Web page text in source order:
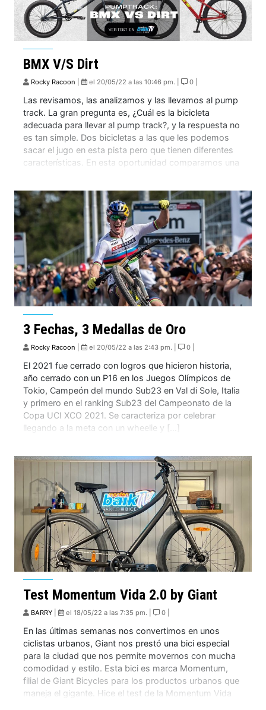
BMX V/S Dirt
Rocky Racoon el 20/05/22 a las 10:46 pm. | 0 |
Las revisamos, las analizamos y las llevamos al pump
track. La gran pregunta es, ¿Cuál es la bicicleta
adecuada para llevar al pump track?, y la respuesta no
es tan simple. Dos bicicletas a las que les podemos
sacar el jugo en esta pista pero que tienen diferentes
características. En esta oportunidad comparamos una
3 Fechas, 3 Medallas de Oro
Rocky Racoon el 20/05/22 a las 2:43 pm. | 0 |
El 2021 fue cerrado con logros que hicieron historia,
año cerrado con un P16 en los Juegos Olímpicos de
Tokio, Campeón del mundo Sub23 en Val di Sole, Italia
y primero en el ranking Sub23 del Campeonato de la
Copa UCI XCO 2021. Se caracteriza por celebrar
llegando a la meta con un wheelie y […]
Test Momentum Vida 2.0 by Giant
BARRY el 18/05/22 a las 7:35 pm. | 0 |
En las últimas semanas nos convertimos en unos
ciclistas urbanos, Giant nos prestó una bici especial
para la ciudad que nos permite movernos con mucha
comodidad y estilo. Esta bici es marca Momentum,
filial de Giant Bicycles para los productos urbanos que
maneja el gigante. Hice el test de la Momentum Vida